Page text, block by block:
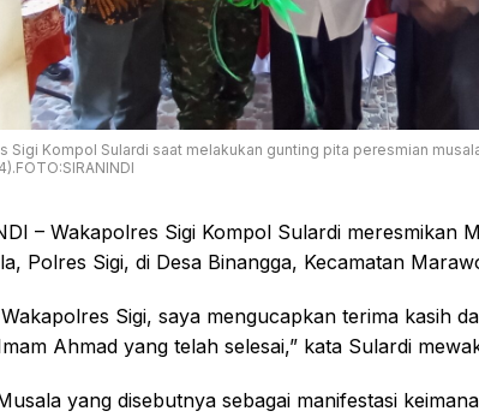
Sigi Kompol Sulardi saat melakukan gunting pita peresmian
– Wakapolres Sigi Kompol Sulardi meresmikan
Polres Sigi, di Desa Binangga, Kecamatan
Sigi, saya mengucapkan terima kasih
Ahmad yang telah selesai,” kata Sulardi
yang disebutnya sebagai manifestasi